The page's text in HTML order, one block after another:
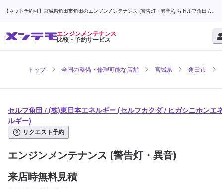
【ネット予約可】宮城県角田市角田のエンジンメンテナンス (警告灯・異音)ならセルフ角田 /
エンジンメンテナンス
比較・予約サービス
トップ 全国の整備・修理可能な店舗 宮城県 角田市
セルフ角田 / (株)東日本エネルギー (セルフカクダ / ヒガシニホンエ
ルギー)
リクエスト予約
エンジンメンテナンス (警告灯・異音)
来店時無料見積